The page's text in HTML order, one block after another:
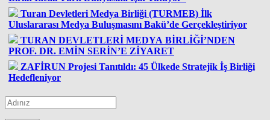
Turan Devletleri Medya Birliği (TURMEB) İlk
Uluslararası Medya Buluşmasını Bakü’de Gerçekleştiriyor
TURAN DEVLETLERİ MEDYA BİRLİĞİ’NDEN
PROF. DR. EMİN SERİN’E ZİYARET
ZAFİRUN Projesi Tanıtıldı: 45 Ülkede Stratejik İş Birliği
Hedefleniyor